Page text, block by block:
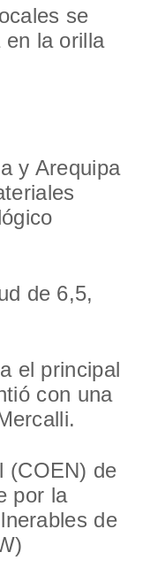
se
la orilla
y Arequipa
de 6,5,
el principal
con una
(COEN) de
por la
de